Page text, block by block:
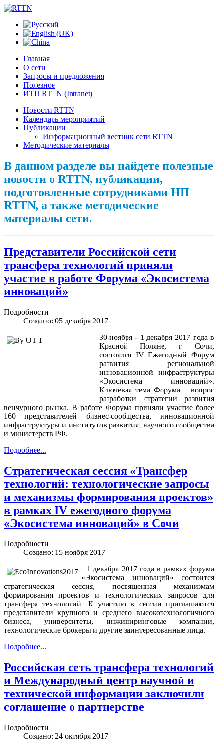
Главная
О сети
Запросы и предложения
Полезное
ИТП RTTN (Intranet)
Новости RTTN
Календарь мероприятий
Публикации
Информационный вестник сети RTTN
Методические материалы
В данном разделе вы найдете полезные
новости о RTTN, публикации,
подготовленные сотрудниками НП
RTTN, а также методические
материалы сети.
Представители Российской сети
трансфера технологий приняли
участие в работе Форума «Экосистема
инноваций»
Подробности
Создано: 05 декабря 2017
30-ноября - 1 декабря 2017 года в
Красной Поляне, г. Сочи,
состоялся IV Ежегодный Форум
развития региональной
инновационной инфраструктуры
«Экосистема инноваций».
Ключевая тема Форума – вопрос
разработки стратегии развития
венчурного рынка. В работе Форума приняли участие более
160 представителей бизнес-сообщества, инновационной
инфраструктуры и институтов развития, научного сообщества
и министерств РФ.
Подробнее...
Стратегическая сессия «Трансфер
технологий: технологические запросы
и механизмы формирования проектов»
в рамках IV ежегодного форума
«Экосистема инноваций» в Сочи
Подробности
Создано: 15 ноября 2017
1 декабря 2017 года в рамках форума
«Экосистема инноваций» состоится
стратегическая сессия, посвященная механизмам
формирования проектов и технологических запросов для
трансфера технологий. К участию в сессии приглашаются
представители крупного и среднего высокотехнологичного
бизнеса, университеты, инжиниринговые компании,
технологические брокеры и другие заинтересованные лица.
Подробнее...
Российская сеть трансфера технологий
и Международный центр научной и
технической информации заключили
соглашение о партнерстве
Подробности
Создано: 24 октября 2017